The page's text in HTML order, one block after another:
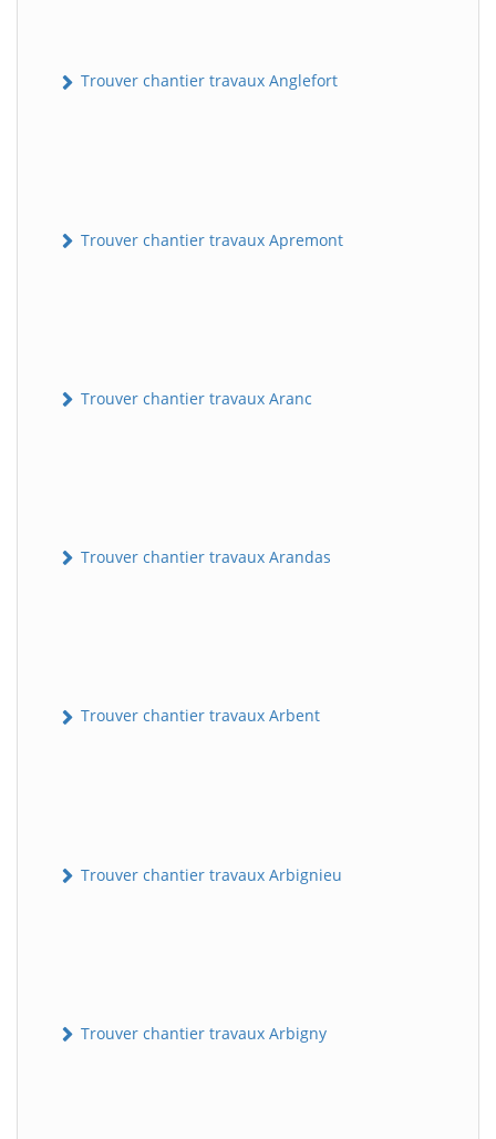
Trouver chantier travaux Anglefort
Trouver chantier travaux Apremont
Trouver chantier travaux Aranc
Trouver chantier travaux Arandas
Trouver chantier travaux Arbent
Trouver chantier travaux Arbignieu
Trouver chantier travaux Arbigny